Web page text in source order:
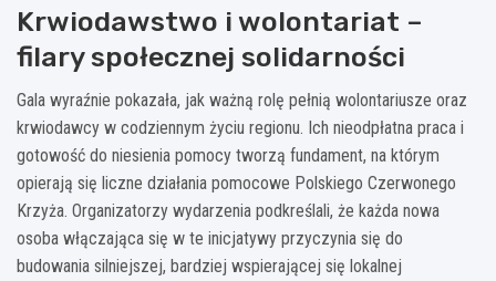
Krwiodawstwo i wolontariat –
filary społecznej solidarności
Gala wyraźnie pokazała, jak ważną rolę pełnią wolontariusze oraz
krwiodawcy w codziennym życiu regionu. Ich nieodpłatna praca i
gotowość do niesienia pomocy tworzą fundament, na którym
opierają się liczne działania pomocowe Polskiego Czerwonego
Krzyża. Organizatorzy wydarzenia podkreślali, że każda nowa
osoba włączająca się w te inicjatywy przyczynia się do
budowania silniejszej, bardziej wspierającej się lokalnej